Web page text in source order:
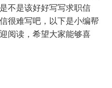
不是该好好写写求职信
很难写吧，以下是小编帮
阅读，希望大家能够喜